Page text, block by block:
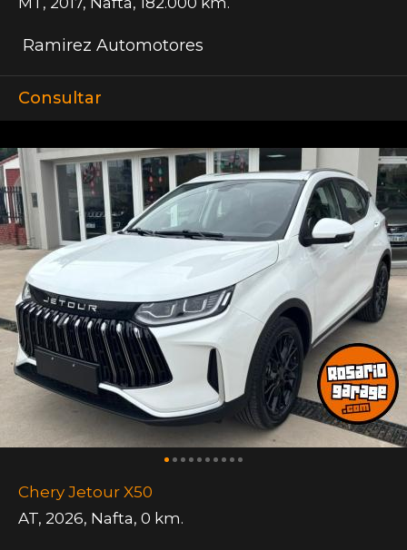
Ramirez Automotores
Consultar
Chery Jetour X50
AT, 2026, Nafta, 0 km.